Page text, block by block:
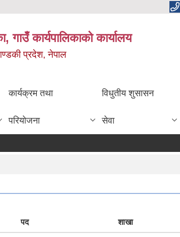
गाउँ कार्यपालिकाको कार्यालय
गण्डकी प्रदेश, नेपाल
कार्यक्रम तथा
परियोजना
विधुतीय शुसासन
सेवा
पद शाखा